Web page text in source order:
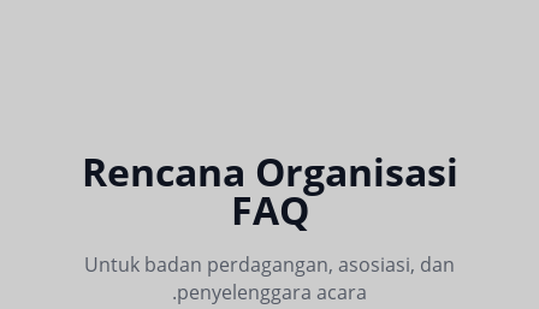
Rencana Organisasi
FAQ
Untuk badan perdagangan, asosiasi, dan
penyelenggara acara.